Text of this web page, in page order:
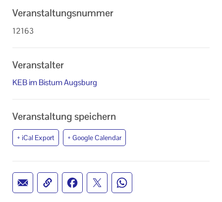
Veranstaltungsnummer
12163
Veranstalter
KEB im Bistum Augsburg
Veranstaltung speichern
+ iCal Export + Google Calendar